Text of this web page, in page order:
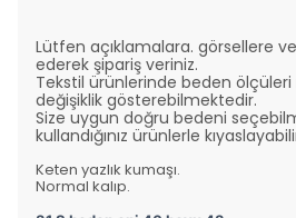
Lütfen açıklamalara. görsellere
ederek şipariş veriniz.
Tekstil ürünlerinde beden
değişiklik gösterebilmektedir.
Size uygun doğru bedeni
kullandığınız ürünlerle
Keten yazlık kumaşı.
Normal kalıp.